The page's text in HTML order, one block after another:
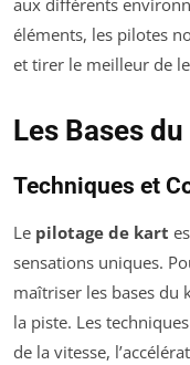
aux différents
éléments, les pilotes
et tirer le meilleur de
Les Bases
Techniques et
Le pilotage de kart
sensations uniques.
maîtriser les bases du
la piste. Les
de la vitesse,